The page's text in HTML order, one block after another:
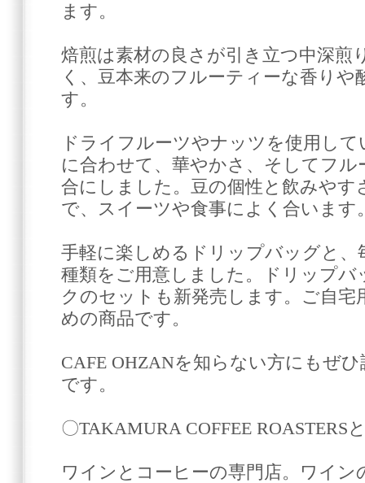
ます。
焙煎は素材の良さが引き立つ中深煎
く、豆本来のフルーティーな香り
す。
ドライフルーツやナッツを使用し
に合わせて、華やかさ、そしてフ
合にしました。豆の個性と飲みやす
で、スイーツや食事によく合います
手軽に楽しめるドリップバッグと、
種類をご用意しました。ドリップ
クのセットも新発売します。ご自
めの商品です。
CAFE OHZANを知らない方にもぜ
です。
〇TAKAMURA COFFEE ROASTERS
ワインとコーヒーの専門店。ワイ